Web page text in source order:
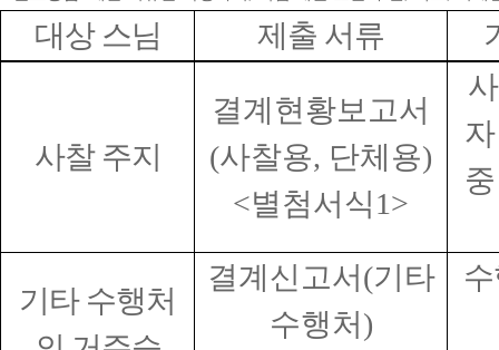
대상 스님 제출 서류
사찰 주지
결계현황보고서
(사찰용, 단체용)
<별첨서식1>
기타 수행처
결계신고서 (기타
수행처 )